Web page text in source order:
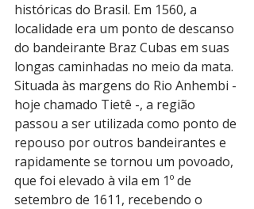
históricas do Brasil. Em 1560, a
localidade era um ponto de descanso
do bandeirante Braz Cubas em suas
longas caminhadas no meio da mata.
Situada às margens do Rio Anhembi -
hoje chamado Tietê -, a região
passou a ser utilizada como ponto de
repouso por outros bandeirantes e
rapidamente se tornou um povoado,
que foi elevado à vila em 1º de
setembro de 1611, recebendo o